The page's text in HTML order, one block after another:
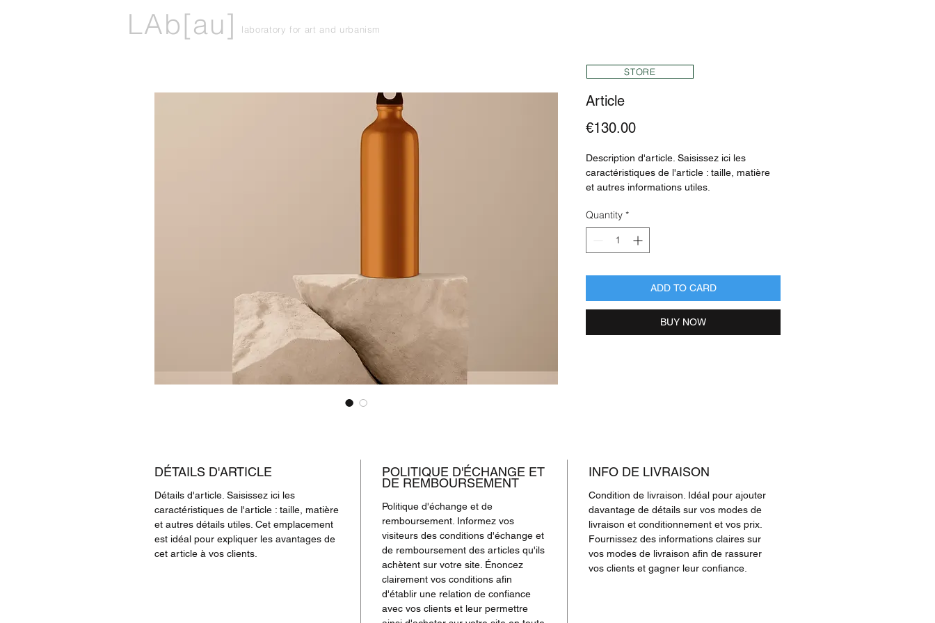
LAb[au] laboratory for art and urbanism
Article
€130.00Price
Description d'article. Saisissez ici les
caractéristiques de l'article : taille, matière
et autres informations utiles.
Quantity *
ADD TO CARD
BUY NOW
DÉTAILS D'ARTICLE
Détails d'article. Saisissez ici les
caractéristiques de l'article : taille, matière
et autres détails utiles. Cet emplacement
est idéal pour expliquer les avantages de
cet article à vos clients.
POLITIQUE D'ÉCHANGE ET
DE REMBOURSEMENT
Politique d'échange et de
remboursement. Informez vos
visiteurs des conditions d'échange et
de remboursement des articles qu'ils
achètent sur votre site. Énoncez
clairement vos conditions afin
d'établir une relation de confiance
avec vos clients et leur permettre
INFO DE LIVRAISON
Condition de livraison. Idéal pour ajouter
davantage de détails sur vos modes de
livraison et conditionnement et vos prix.
Fournissez des informations claires sur
vos modes de livraison afin de rassurer
vos clients et gagner leur confiance.
STORE